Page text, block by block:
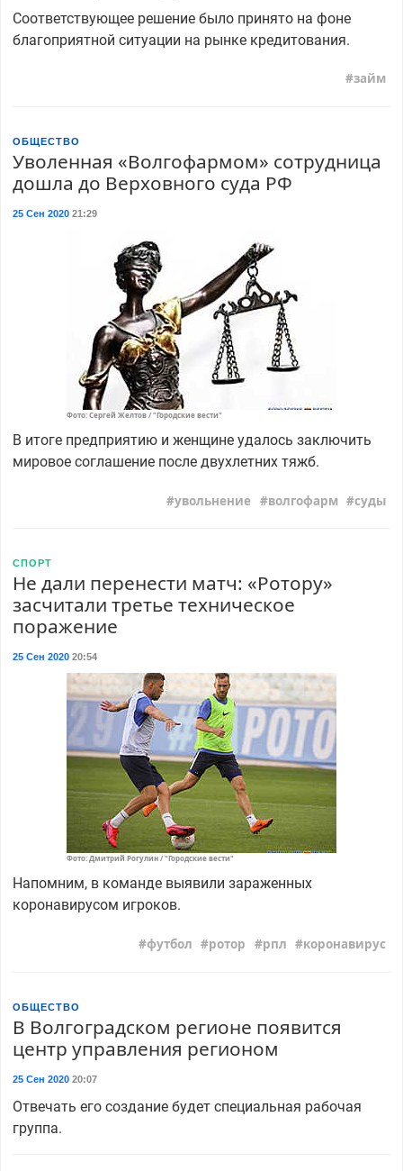
Соответствующее решение было принято на фоне
благоприятной ситуации на рынке кредитования.
займ
ОБЩЕСТВО
Уволенная «Волгофармом» сотрудница
дошла до Верховного суда РФ
25 Сен 202021:29
Фото: Сергей Желтов / "Городские вести"
В итоге предприятию и женщине удалось заключить
мировое соглашение после двухлетних тяжб.
увольнение волгофарм суды
СПОРТ
Не дали перенести матч: «Ротору»
засчитали третье техническое
поражение
25 Сен 202020:54
Фото: Дмитрий Рогулин / "Городские вести"
Напомним, в команде выявили зараженных
коронавирусом игроков.
футбол ротор рпл коронавирус
ОБЩЕСТВО
В Волгоградском регионе появится
центр управления регионом
25 Сен 202020:07
Отвечать его создание будет специальная рабочая
группа.